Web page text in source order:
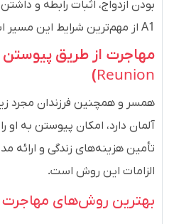
بودن ازدواج، اثبات رابطه و
A1 از مهم‌ترین شرایط این مسیر است.
مهاجرت از طریق پیوستن
Reunion
)
آلمان دارد، امکان پیوستن به او
تأمین هزینه‌های زندگی و ارائه
الزامات این روش است.
بهترین روش‌های مهاجرت